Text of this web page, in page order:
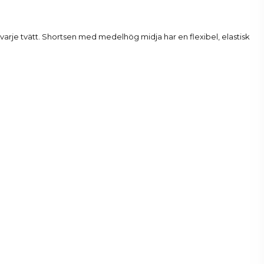
tvätt. Shortsen med medelhög midja har en flexibel, elastisk